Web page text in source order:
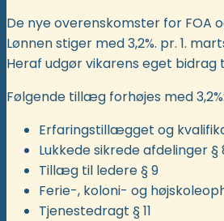
De nye overenskomster for FOA
Lønnen stiger med 3,2%. pr. 1.
Heraf udgør vikarens eget bidrag
Følgende tillæg forhøjes med 3,2%:
Erfaringstillægget og
Lukkede sikrede afdelinger §
Tillæg til ledere § 9
Ferie-, koloni- og
Tjenestedragt § 11